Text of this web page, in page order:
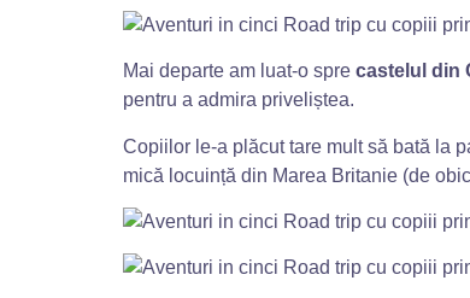
Mai departe am luat-o spre castelul din
pentru a admira priveliștea.
Copiilor le-a plăcut tare mult să bată la
mică locuință din Marea Britanie (de